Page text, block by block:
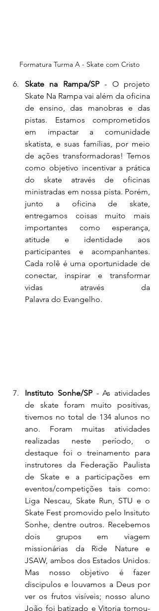
Formatura Turma A - Skate com Cristo
Skate na Rampa/SP - O projeto
Skate Na Rampa vai além da oficina
de ensino, das manobras e das
pistas. Estamos comprometidos
em impactar a comunidade
skatista, e suas famílias, por meio
de ações transformadoras! Temos
como objetivo incentivar a prática
do skate através de oficinas
ministradas em nossa pista. Porém,
junto a oficina de skate,
entregamos coisas muito mais
importantes como esperança,
atitude e identidade aos
participantes e acompanhantes.
Cada rolê é uma oportunidade de
conectar, inspirar e transformar
vidas através da
Palavra do Evangelho.
Instituto Sonhe/SP - As atividades
de skate foram muito positivas,
tivemos no total de 134 alunos no
ano. Foram muitas atividades
realizadas neste período, o
destaque foi o treinamento para
instrutores da Federação Paulista
de Skate e a participações em
eventos/competições tais como:
Liga Nescau, Skate Run, STU e o
Skate Fest promovido pelo Insituto
Sonhe, dentre outros. Recebemos
dois grupos em viagem
missionárias da Ride Nature e
JSAW, ambos dos Estados Unidos.
Mas nosso objetivo é fazer
discipulos e louvamos a Deus por
ver os frutos visíveis; nosso aluno
João foi batizado e Vitoria tornou-